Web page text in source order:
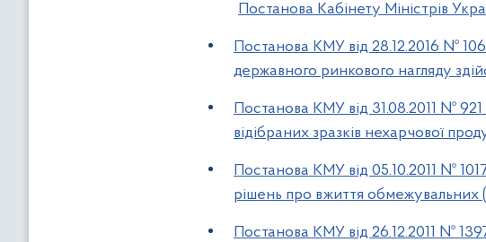
Постанова Кабінету Міністрів
Постанова КМУ від 28.12.2016 №
державного ринкового нагляду
Постанова КМУ від 31.08.2011 № 921
відібраних зразків нехарчової
Постанова КМУ від 05.10.2011 №
рішень про вжиття обмежувальних
Постанова КМУ від 26.12.2011 №